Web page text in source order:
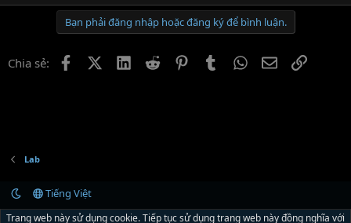
Bạn phải đăng nhập hoặc đăng ký để bình luận.
Chia sẻ: FacebookX (Twitter)
LinkedIn
Reddit PinterestTumblrWhatsApp
EmailLink
Lab
Tiếng Việt
Liên hệ
Quy định và Nội quy Chính sách bảo mật Trợ giúp
R
Trang web này sử dụng cookie. Tiếp tục sử dụng trang web này đồng nghĩa với